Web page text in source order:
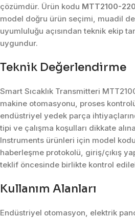
çözümdür. Ürün kodu MTT2100-
model doğru ürün seçimi, muadil
uyumluluğu açısından teknik ekip
uygundur.
Teknik Değerlendirme
Smart Sıcaklık Transmitteri
makine otomasyonu, proses
endüstriyel yedek parça
tipi ve çalışma koşulları dikkate
Instruments ürünleri için model
haberleşme protokolü, giriş/çıkış
teklif öncesinde birlikte kontrol
Kullanım Alanları
Endüstriyel otomasyon, elektrik